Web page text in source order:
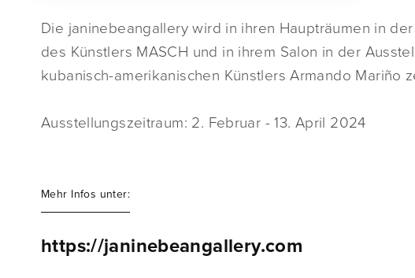
Die janinebeangallery wird in ihren Haupträumen in
des Künstlers MASCH und in ihrem Salon in der
kubanisch-amerikanischen Künstlers Armando Mariño
Ausstellungszeitraum: 2. Februar - 13. April 2024
Mehr Infos unter:
https://janinebeangallery.com